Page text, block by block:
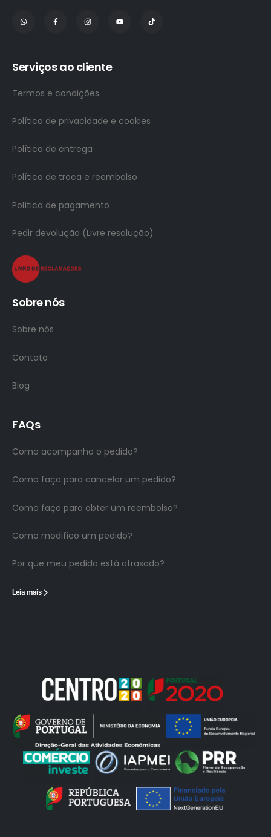
Serviços ao cliente
Termos e condições
Política de privacidade e cookies
Política de entrega
Política de troca e reembolso
Política de pagamento
Pedir devolução (Livre resolução)
Sobre nós
Sobre nós
Contato
Blog
FAQs
Como acompanho o pedido?
Como faço para cancelar um pedido?
Como faço para obter um reembolso?
Como modifico um pedido?
Por que meu pedido está atrasado?
Leia mais